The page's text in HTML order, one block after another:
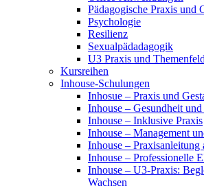
Pädagogische Praxis und
Psychologie
Resilienz
Sexualpädadagogik
U3 Praxis und
Kursreihen
Inhouse-Schulungen
Inhosue – Praxis und
Inhouse – Gesundheit
Inhouse – Inklusive Praxis
Inhouse – Management
Inhouse –
Inhouse – Professionelle
Inhouse – U3-Praxis:
Wachsen